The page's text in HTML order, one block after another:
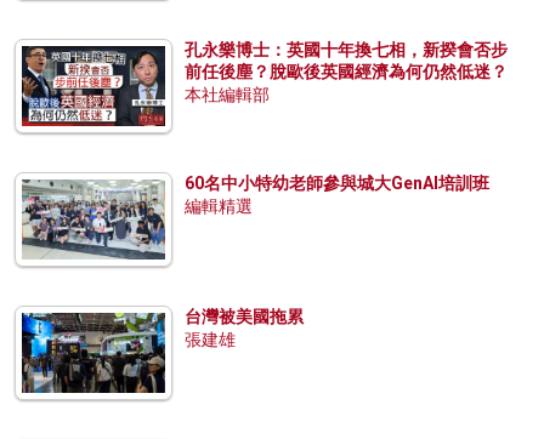
孔永樂博士：英國十年換七相，新揆會否步
前任後塵？脫歐後英國經濟為何仍然低迷？
本社編輯部
60名中小特幼老師參與城大GenAI培訓班
編輯精選
台灣被美國拖累
張建雄